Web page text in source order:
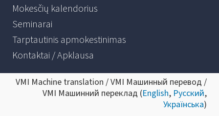
Mokesčių kalendorius
Seminarai
Tarptautinis apmokestinimas
Kontaktai / Apklausa
VMI Machine translation / VMI Машинный перевод /
VMI Машинний переклад (English, Русский,
Українська)